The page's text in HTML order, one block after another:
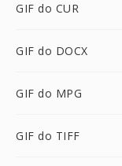
GIF do CUR
GIF do DOCX
GIF do MPG
GIF do TIFF